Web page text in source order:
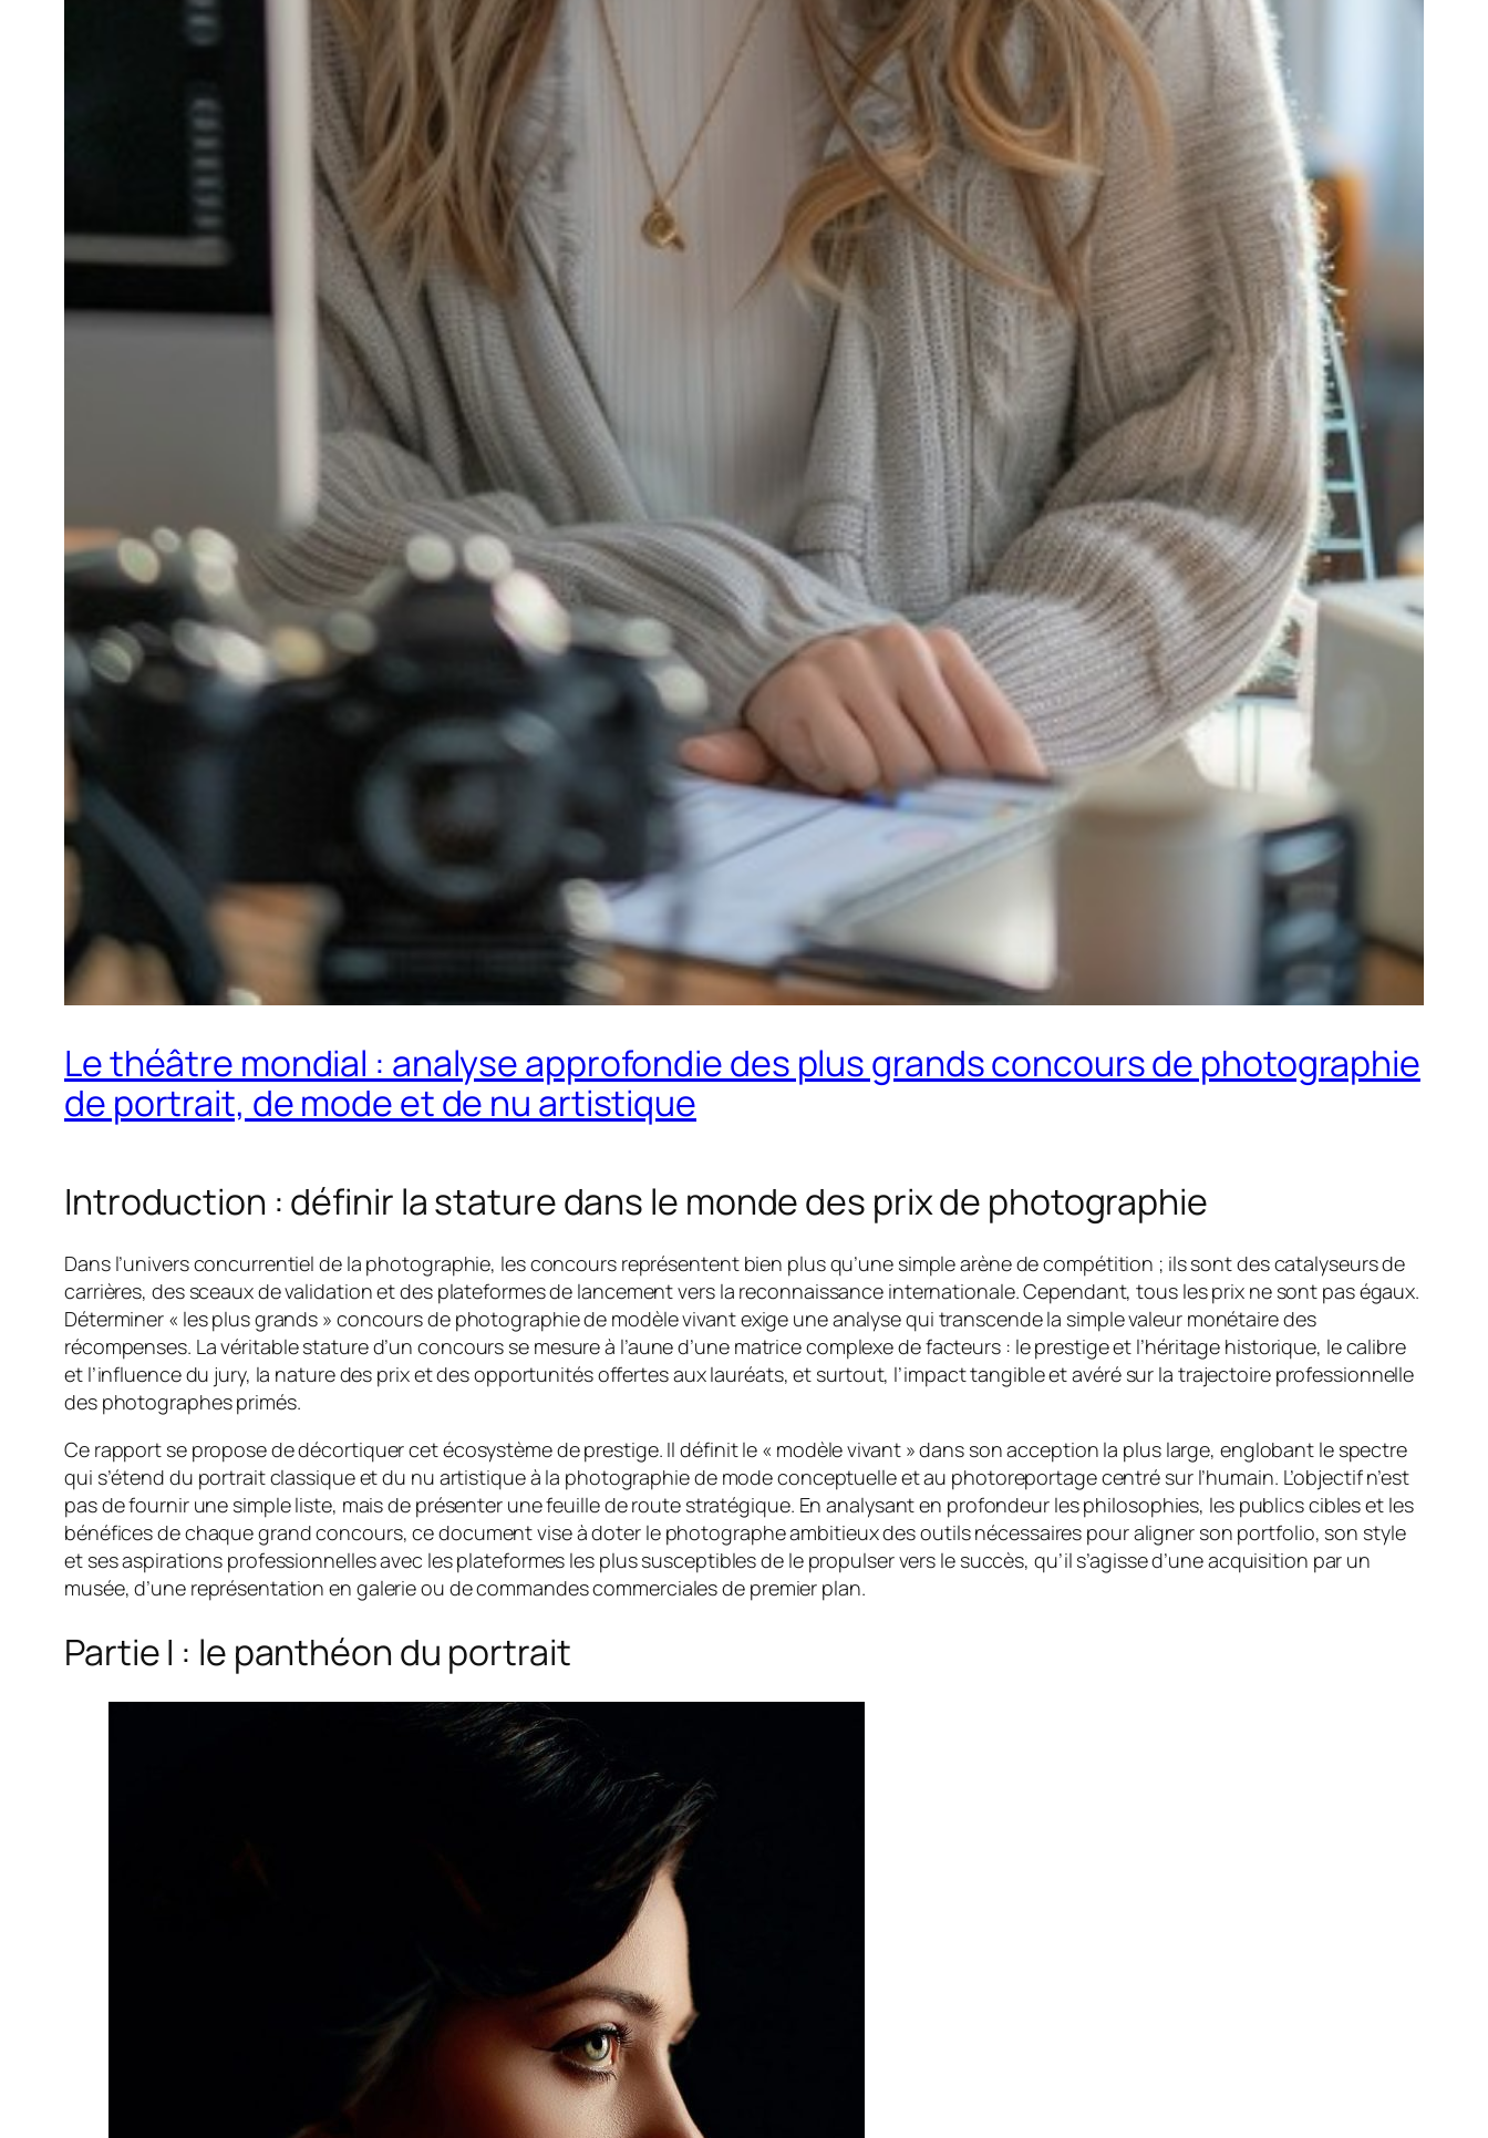
Le théâtre mondial : analyse approfondie des plus grands concours de photographie
de portrait, de mode et de nu artistique
Introduction : définir la stature dans le monde des prix de photographie
Dans l’univers concurrentiel de la photographie, les concours représentent bien plus qu’une simple arène de compétition ; ils sont des catalyseurs de
carrières, des sceaux de validation et des plateformes de lancement vers la reconnaissance internationale. Cependant, tous les prix ne sont pas égaux.
Déterminer « les plus grands » concours de photographie de modèle vivant exige une analyse qui transcende la simple valeur monétaire des
récompenses. La véritable stature d’un concours se mesure à l’aune d’une matrice complexe de facteurs : le prestige et l’héritage historique, le calibre
et l’influence du jury, la nature des prix et des opportunités offertes aux lauréats, et surtout, l’impact tangible et avéré sur la trajectoire professionnelle
des photographes primés.
Ce rapport se propose de décortiquer cet écosystème de prestige. Il définit le « modèle vivant » dans son acception la plus large, englobant le spectre
qui s’étend du portrait classique et du nu artistique à la photographie de mode conceptuelle et au photoreportage centré sur l’humain. L’objectif n’est
pas de fournir une simple liste, mais de présenter une feuille de route stratégique. En analysant en profondeur les philosophies, les publics cibles et les
bénéfices de chaque grand concours, ce document vise à doter le photographe ambitieux des outils nécessaires pour aligner son portfolio, son style
et ses aspirations professionnelles avec les plateformes les plus susceptibles de le propulser vers le succès, qu’il s’agisse d’une acquisition par un
musée, d’une représentation en galerie ou de commandes commerciales de premier plan.
Partie I : le panthéon du portrait